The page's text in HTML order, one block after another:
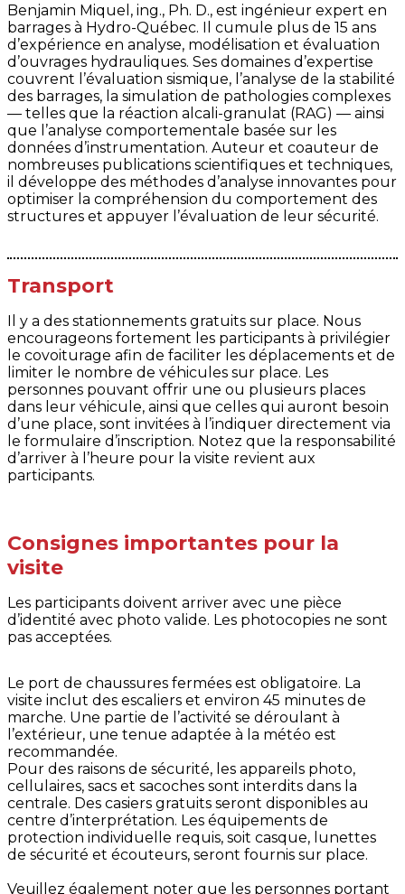
Benjamin Miquel, ing., Ph. D., est ingénieur expert en
barrages à Hydro-Québec. Il cumule plus de 15 ans
d’expérience en analyse, modélisation et évaluation
d’ouvrages hydrauliques. Ses domaines d’expertise
couvrent l’évaluation sismique, l’analyse de la stabilité
des barrages, la simulation de pathologies complexes
— telles que la réaction alcali-granulat (RAG) — ainsi
que l’analyse comportementale basée sur les
données d’instrumentation. Auteur et coauteur de
nombreuses publications scientifiques et techniques,
il développe des méthodes d’analyse innovantes pour
optimiser la compréhension du comportement des
structures et appuyer l’évaluation de leur sécurité.
Transport
Il y a des stationnements gratuits sur place. Nous
encourageons fortement les participants à privilégier
le covoiturage afin de faciliter les déplacements et de
limiter le nombre de véhicules sur place. Les
personnes pouvant offrir une ou plusieurs places
dans leur véhicule, ainsi que celles qui auront besoin
d’une place, sont invitées à l’indiquer directement via
le formulaire d’inscription. Notez que la responsabilité
d’arriver à l’heure pour la visite revient aux
participants.
Consignes importantes pour la
visite
Les participants doivent arriver avec une pièce
d’identité avec photo valide. Les photocopies ne sont
pas acceptées.
​​​​​Le port de chaussures fermées est obligatoire. La
visite inclut des escaliers et environ 45 minutes de
marche. Une partie de l’activité se déroulant à
l’extérieur, une tenue adaptée à la météo est
recommandée.
Pour des raisons de sécurité, les appareils photo,
cellulaires, sacs et sacoches sont interdits dans la
centrale. Des casiers gratuits seront disponibles au
centre d’interprétation. Les équipements de
protection individuelle requis, soit casque, lunettes
de sécurité et écouteurs, seront fournis sur place.
Veuillez également noter que les personnes portant